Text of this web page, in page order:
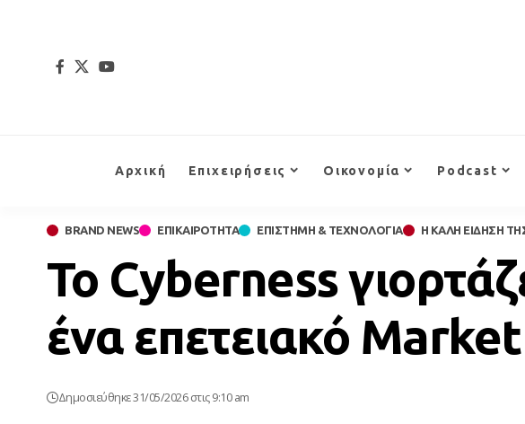
Αρχική Επιχειρήσεις Οικονομία Podcast
BRAND NEWS ΕΠΙΚΑΙΡΟΤΗΤΑ ΕΠΙΣΤΗΜΗ & ΤΕΧΝΟΛΟΓΙΑ Η ΚΑΛΗ ΕΙΔΗΣΗ
Το Cyberness
ένα επετειακό
Δημοσιεύθηκε 31/05/2026 στις 9:10 am